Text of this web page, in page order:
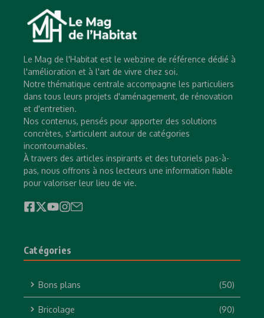
Le Mag de l'Habitat est le webzine de référence dédié à
l'amélioration et à l'art de vivre chez soi.
Notre thématique centrale accompagne les particuliers
dans tous leurs projets d'aménagement, de rénovation
et d'entretien.
Nos contenus, pensés pour apporter des solutions
concrètes, s'articulent autour de catégories
incontournables.
À travers des articles inspirants et des tutoriels pas-à-
pas, nous offrons à nos lecteurs une information fiable
pour valoriser leur lieu de vie.
Catégories
Bons plans (50)
Bricolage (90)